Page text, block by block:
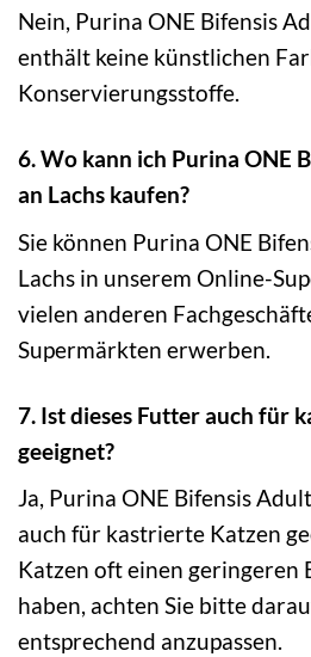
Nein, Purina ONE Bifensis
enthält keine künstlichen
Konservierungsstoffe.
6. Wo kann ich Purina ONE
an Lachs kaufen?
Sie können Purina ONE
Lachs in unserem Online-
vielen anderen
Supermärkten erwerben.
7. Ist dieses Futter auch für
geeignet?
Ja, Purina ONE Bifensis
auch für kastrierte Katzen
Katzen oft einen geringeren
haben, achten Sie bitte
entsprechend anzupassen.